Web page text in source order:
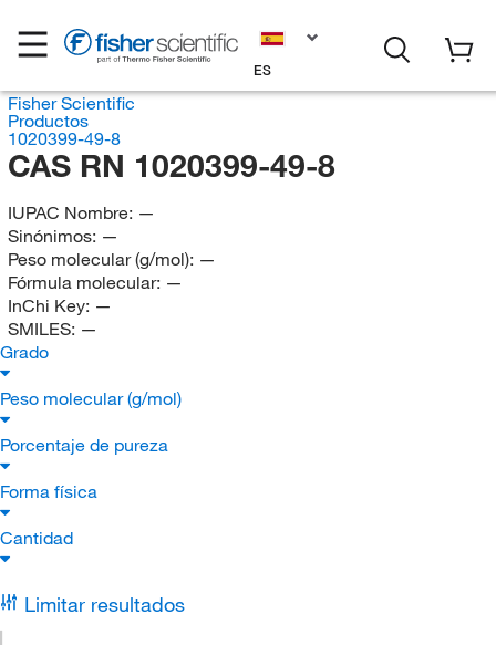
ES
Fisher Scientific
Productos
1020399-49-8
CAS RN 1020399-49-8
IUPAC Nombre: —
Sinónimos: —
Peso molecular (g/mol): —
Fórmula molecular: —
InChi Key: —
SMILES: —
Grado
Peso molecular (g/mol)
Porcentaje de pureza
Forma física
Cantidad
Limitar resultados